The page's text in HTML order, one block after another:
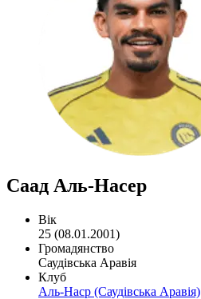
Саад Аль-Насер
Вік
25 (08.01.2001)
Громадянство
Саудівська Аравія
Клуб
Аль-Наср (Саудівська Аравія)